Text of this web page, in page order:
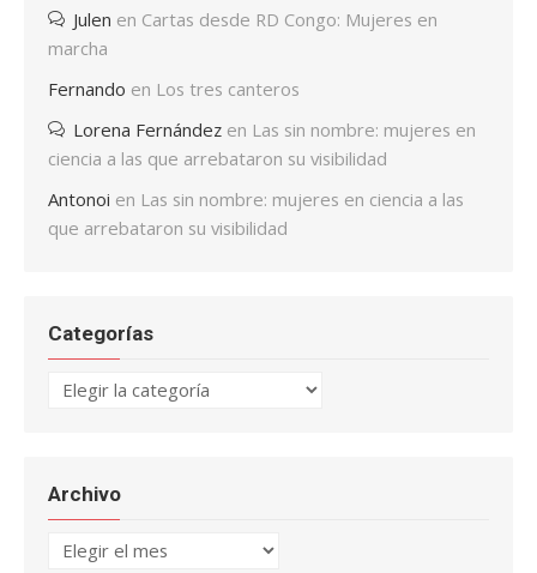
Julen en Cartas desde RD Congo: Mujeres en
marcha
Fernando en Los tres canteros
Lorena Fernández en Las sin nombre: mujeres en
ciencia a las que arrebataron su visibilidad
Antonoi en Las sin nombre: mujeres en ciencia a las
que arrebataron su visibilidad
Categorías
Categorías
Archivo
Archivo